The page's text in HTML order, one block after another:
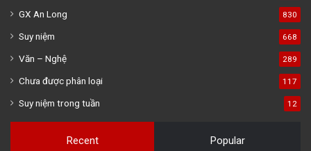
GX An Long 830
Suy niệm 668
Văn – Nghệ 289
Chưa được phân loại 117
Suy niệm trong tuần 12
Recent Popular